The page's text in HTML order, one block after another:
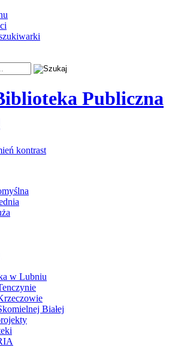
Publiczna
Ochrona
osobowych
w Lubniu
Białej